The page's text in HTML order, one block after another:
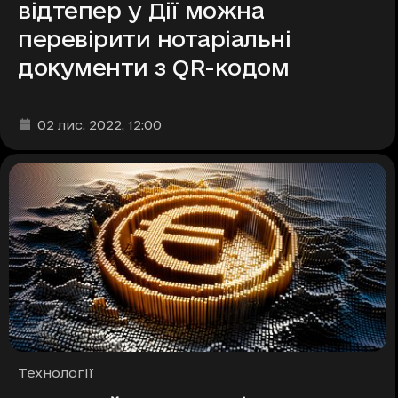
відтепер у Дії можна
перевірити нотаріальні
документи з QR-кодом
Дата та час публікації
02 лис. 2022, 12:00
Рубрики
Технології